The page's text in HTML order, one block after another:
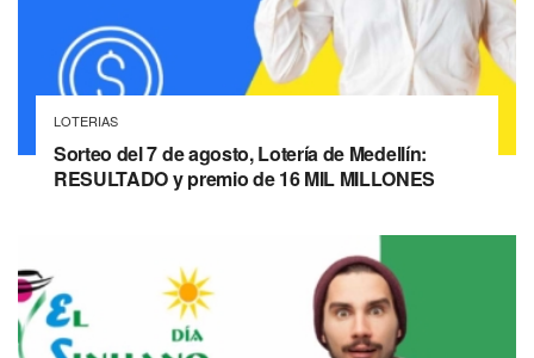
LOTERIAS
Sorteo del 7 de agosto, Lotería de Medellín:
RESULTADO y premio de 16 MIL MILLONES